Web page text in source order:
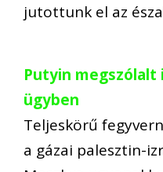
jutottunk el az
Putyin megszólalt
ügyben
Teljeskörű
a gázai palesztin-